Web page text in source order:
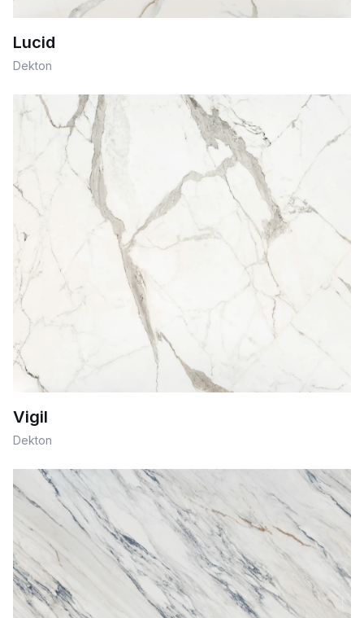
Lucid
Dekton
Vigil
Dekton